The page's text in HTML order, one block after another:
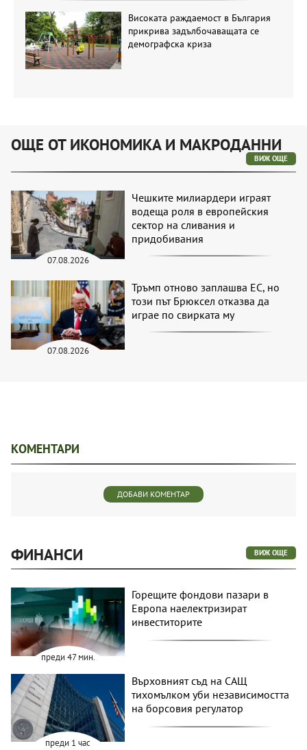
Високата раждаемост в България
прикрива задълбочаващата се
демографска криза
ОЩЕ ОТ ИКОНОМИКА И МАКРОДАННИ
ВИЖ ОЩЕ
07.08.2026
Чешките милиардери играят
водеща роля в европейския
сектор на сливания и
придобивания
07.08.2026
Тръмп отново заплашва ЕС, но
този път Брюксел отказва да
играе по свирката му
КОМЕНТАРИ
ДОБАВИ КОМЕНТАР
ФИНАНСИ ВИЖ ОЩЕ
преди 47 мин.
Горещите фондови пазари в
Европа наелектризират
инвеститорите
преди 1 час
Върховният съд на САЩ
тихомълком уби независимостта
на борсовия регулатор